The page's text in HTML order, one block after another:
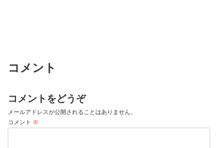
コメント
コメントをどうぞ
メールアドレスが公開されることはありません。
コメント ※